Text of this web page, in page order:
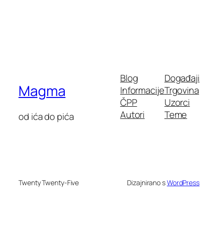
Magma
od ića do pića
Blog
Informacije
ČPP
Autori
Događaji
Trgovina
Uzorci
Teme
Twenty Twenty-Five Dizajnirano sWordPress